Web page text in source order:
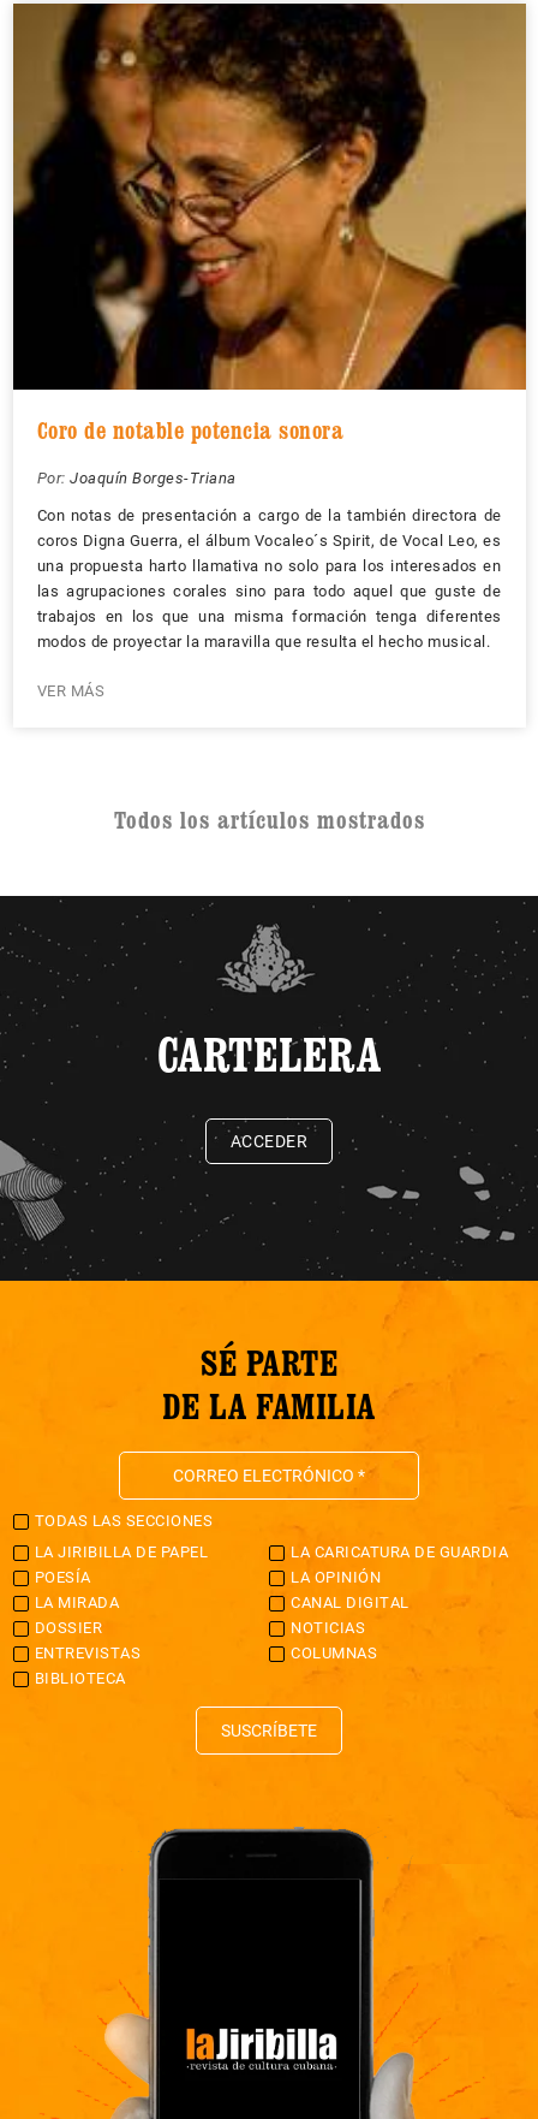
Coro de notable potencia sonora
Por: Joaquín Borges-Triana
Con notas de presentación a cargo de la también directora de
coros Digna Guerra, el álbum Vocaleo´s Spirit, de Vocal Leo, es
una propuesta harto llamativa no solo para los interesados en
las agrupaciones corales sino para todo aquel que guste de
trabajos en los que una misma formación tenga diferentes
modos de proyectar la maravilla que resulta el hecho musical.
VER MÁS
Todos los artículos mostrados
CARTELERA
ACCEDER
SÉ PARTE
DE LA FAMILIA
TODAS LAS SECCIONES
LA JIRIBILLA DE PAPEL
LA CARICATURA DE GUARDIA
POESÍA
LA OPINIÓN
LA MIRADA
CANAL DIGITAL
DOSSIER
NOTICIAS
ENTREVISTAS
COLUMNAS
BIBLIOTECA
SUSCRÍBETE